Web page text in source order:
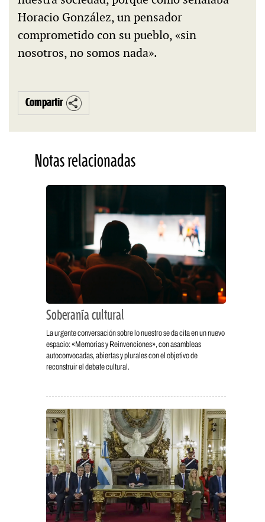
Horacio González, un pensador
comprometido con su pueblo, «sin
nosotros, no somos nada».
Compartir
Notas relacionadas
Soberanía cultural
La urgente conversación sobre lo nuestro se da cita en un nuevo
espacio: «Memorias y Reinvenciones», con asambleas
autoconvocadas, abiertas y plurales con el objetivo de
reconstruir el debate cultural.